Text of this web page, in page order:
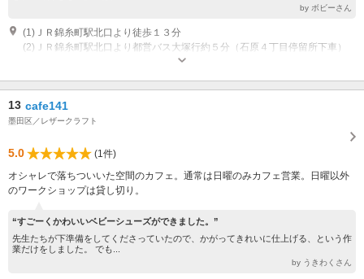
by ボビーさん
(1)ＪＲ錦糸町駅北口より徒歩１３分
(2)ＪＲ錦糸町駅北口より都営バス大塚行約５分（石原４丁目停留所下車）
営業時間：10;00~18:00 休業日：日曜、祝日
13 cafe141
墨田区／レザークラフト
5.0
(1件)
オシャレで落ちついいた空間のカフェ。通常は日曜のみカフェ営業。日曜以外
のワークショップは貸し切り。
“すごーくかわいいベビーシューズができました。”
先生たちが下準備をしてくださっていたので、かがってきれいに仕上げる、という作
業だけをしました。 でも...
by うきわくさん